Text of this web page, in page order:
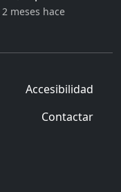
2 meses hace
Accesibilidad
Contactar